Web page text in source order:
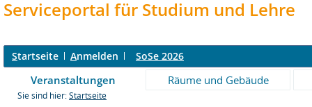
Serviceportal für Studium und Lehre
Startseite Anmelden SoSe 2026
Veranstaltungen Räume und Gebäude
Sie sind hier: Startseite